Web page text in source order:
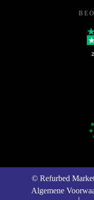
© Refurbed
Algemene